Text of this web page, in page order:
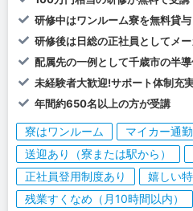
研修中はワンルーム寮を無料貸
研修後は日総の正社員としてメ
配属先の一例として千歳市の半
未経験者大歓迎!サポート体制充
年間約650名以上の方が受講
寮はワンルーム
マイカー通
送迎あり（寮または駅から）
正社員登用制度あり
嬉しい
残業すくなめ（月10時間以内）